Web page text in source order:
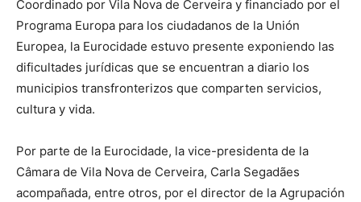
Coordinado por Vila Nova de Cerveira y financiado por el
Programa Europa para los ciudadanos de la Unión
Europea, la Eurocidade estuvo presente exponiendo las
dificultades jurídicas que se encuentran a diario los
municipios transfronterizos que comparten servicios,
cultura y vida.
Por parte de la Eurocidade, la vice-presidenta de la
Câmara de Vila Nova de Cerveira, Carla Segadães
acompañada, entre otros, por el director de la Agrupación